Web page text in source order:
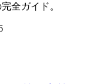
全ガイド。